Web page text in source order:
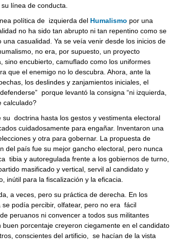
línea de conducta.
política de izquierda del Humalismo por una
no ha sido tan abrupto ni tan repentino como se
una casualidad. Ya se veía venir desde los inicios de
no era, por supuesto, un proyecto
sino encubierto, camuflado como los uniformes
que el enemigo no lo descubra. Ahora, ante la
los deslindes y zanjamientos iniciales, el
porque levantó la consigna “ni izquierda,
calculado?
su doctrina hasta los gestos y vestimenta electoral
cuidadosamente para engañar. Inventaron una
y otra para gobernar. La propuesta de
del país fue su mejor gancho electoral, pero nunca
tibia y autoregulada frente a los gobiernos de turno,
masificado y vertical, servil al candidato y
inútil para la fiscalización y la eficacia.
a veces, pero su práctica de derecha. En los
se podía percibir, olfatear, pero no era fácil
peruanos ni convencer a todos sus militantes
buen porcentaje creyeron ciegamente en el candidato
conscientes del artificio, se hacían de la vista